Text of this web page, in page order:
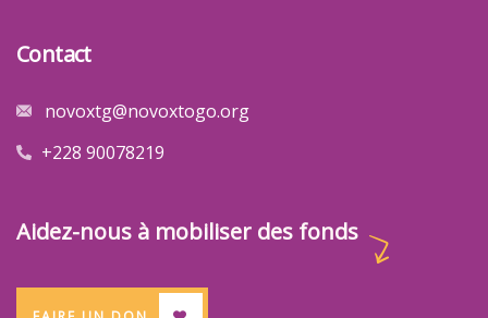
Contact
novoxtg@novoxtogo.org
+228 90078219
Aidez-nous à mobiliser des fonds